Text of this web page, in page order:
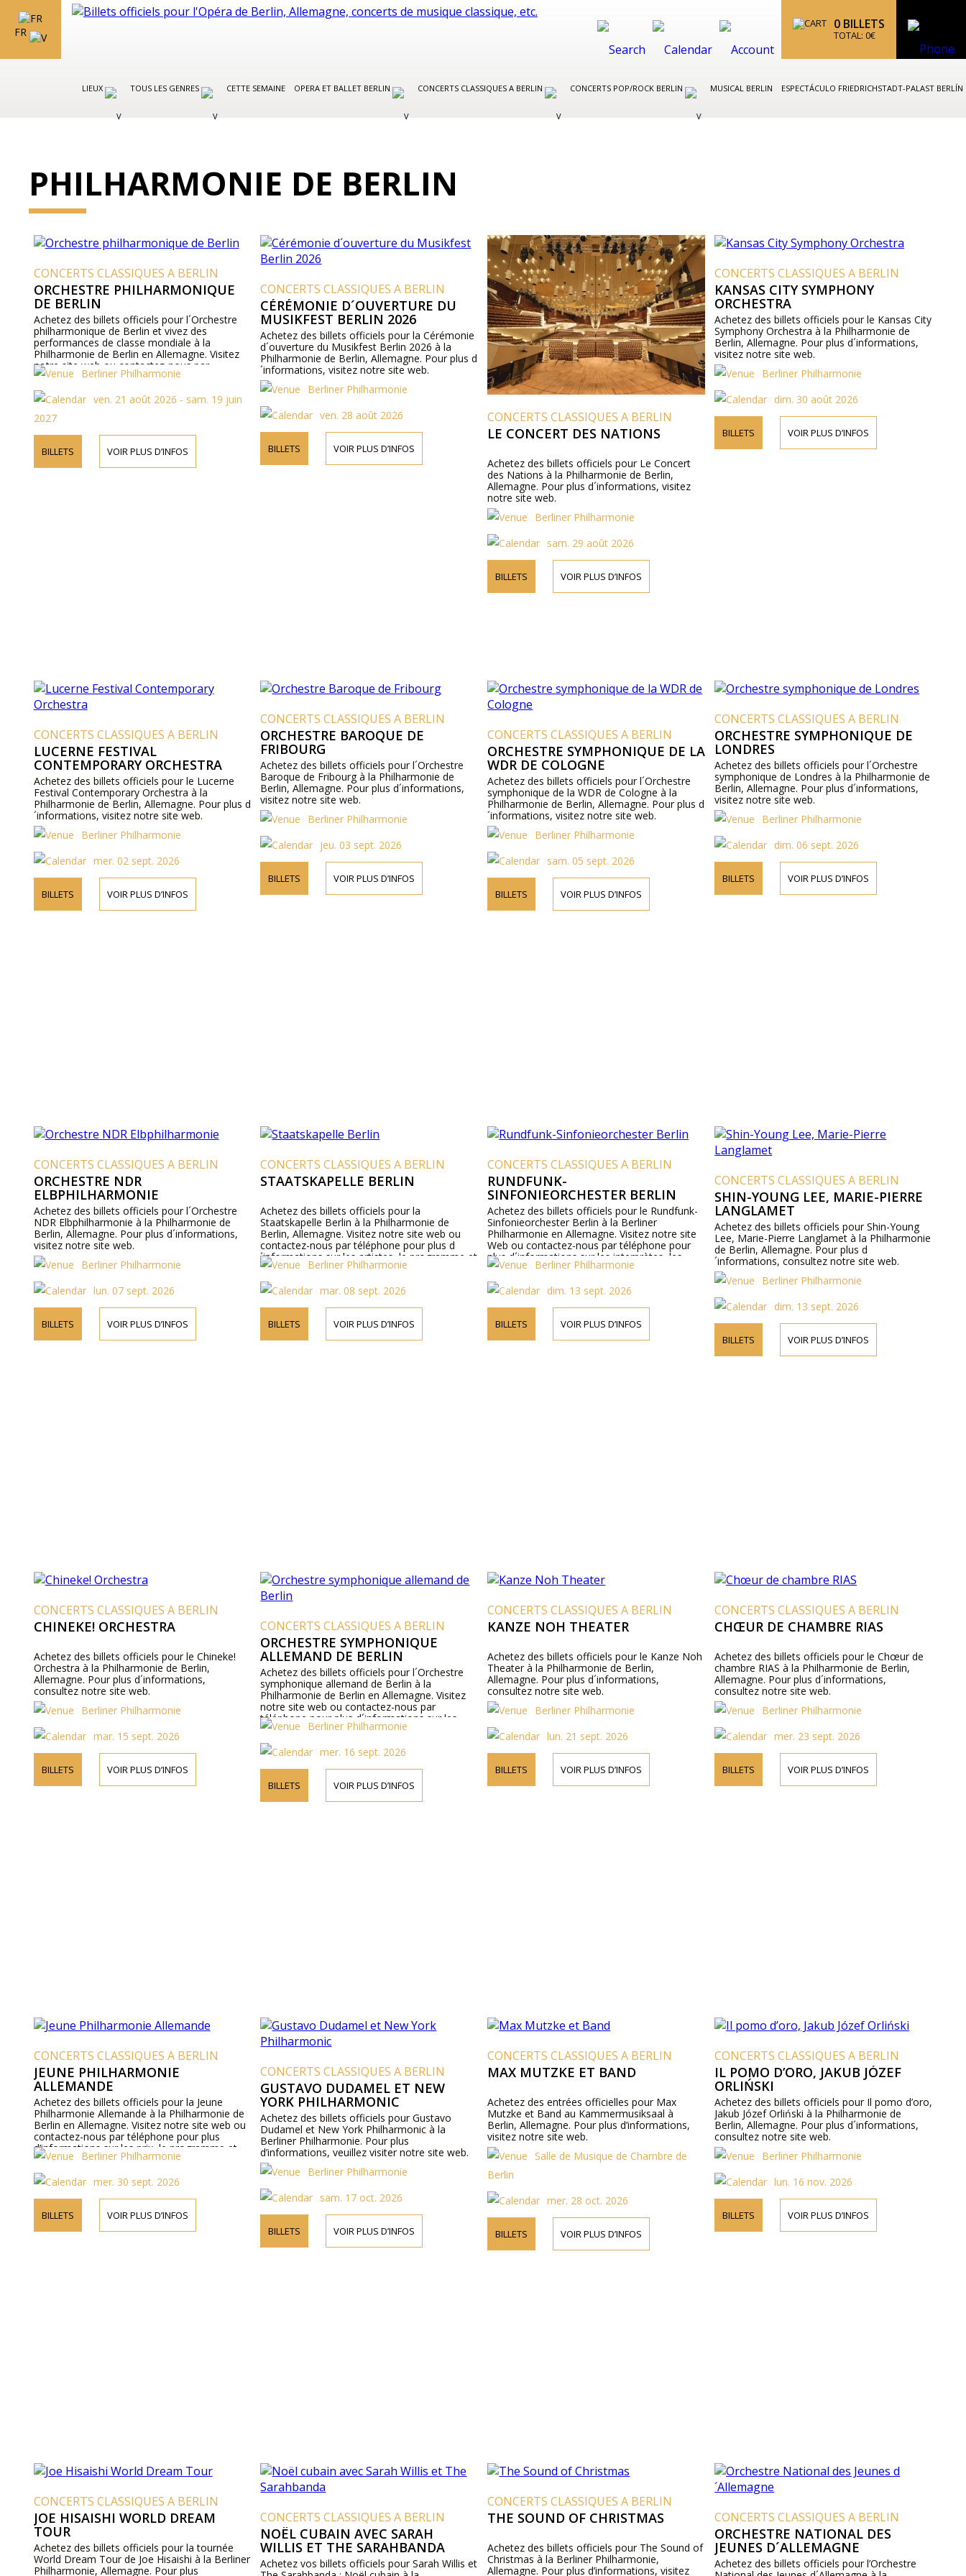
FR
0 BILLETS
TOTAL: 0€
LIEUX TOUS LES GENRES CETTE SEMAINE OPERA ET BALLET BERLIN CONCERTS CLASSIQUES A BERLIN CONCERTS POP/ROCK BERLIN MUSICAL BERLIN ESPECTÁCULO FRIEDRICHSTADT-PALAST BERLÍN
PHILHARMONIE DE BERLIN
CONCERTS CLASSIQUES A BERLIN
ORCHESTRE PHILHARMONIQUE
DE BERLIN
Achetez des billets officiels pour l´Orchestre
philharmonique de Berlin et vivez des
performances de classe mondiale à la
Philharmonie de Berlin en Allemagne. Visitez
notre site web ou contactez-nous par
téléphone pour plus d´informations sur les
artistes, les détails du programme et les prix
des billets.
Berliner Philharmonie
ven. 21 août 2026 - sam. 19 juin
2027
BILLETS VOIR PLUS D’INFOS
CONCERTS CLASSIQUES A BERLIN
CÉRÉMONIE D´OUVERTURE DU
MUSIKFEST BERLIN 2026
Achetez des billets officiels pour la Cérémonie
d´ouverture du Musikfest Berlin 2026 à la
Philharmonie de Berlin, Allemagne. Pour plus d
´informations, visitez notre site web.
Berliner Philharmonie
ven. 28 août 2026
BILLETS VOIR PLUS D’INFOS
CONCERTS CLASSIQUES A BERLIN
LE CONCERT DES NATIONS
Achetez des billets officiels pour Le Concert
des Nations à la Philharmonie de Berlin,
Allemagne. Pour plus d´informations, visitez
notre site web.
Berliner Philharmonie
sam. 29 août 2026
BILLETS VOIR PLUS D’INFOS
CONCERTS CLASSIQUES A BERLIN
KANSAS CITY SYMPHONY
ORCHESTRA
Achetez des billets officiels pour le Kansas City
Symphony Orchestra à la Philharmonie de
Berlin, Allemagne. Pour plus d´informations,
visitez notre site web.
Berliner Philharmonie
dim. 30 août 2026
BILLETS VOIR PLUS D’INFOS
CONCERTS CLASSIQUES A BERLIN
LUCERNE FESTIVAL
CONTEMPORARY ORCHESTRA
Achetez des billets officiels pour le Lucerne
Festival Contemporary Orchestra à la
Philharmonie de Berlin, Allemagne. Pour plus d
´informations, visitez notre site web.
Berliner Philharmonie
mer. 02 sept. 2026
BILLETS VOIR PLUS D’INFOS
CONCERTS CLASSIQUES A BERLIN
ORCHESTRE BAROQUE DE
FRIBOURG
Achetez des billets officiels pour l´Orchestre
Baroque de Fribourg à la Philharmonie de
Berlin, Allemagne. Pour plus d´informations,
visitez notre site web.
Berliner Philharmonie
jeu. 03 sept. 2026
BILLETS VOIR PLUS D’INFOS
CONCERTS CLASSIQUES A BERLIN
ORCHESTRE SYMPHONIQUE DE LA
WDR DE COLOGNE
Achetez des billets officiels pour l´Orchestre
symphonique de la WDR de Cologne à la
Philharmonie de Berlin, Allemagne. Pour plus d
´informations, visitez notre site web.
Berliner Philharmonie
sam. 05 sept. 2026
BILLETS VOIR PLUS D’INFOS
CONCERTS CLASSIQUES A BERLIN
ORCHESTRE SYMPHONIQUE DE
LONDRES
Achetez des billets officiels pour l´Orchestre
symphonique de Londres à la Philharmonie de
Berlin, Allemagne. Pour plus d´informations,
visitez notre site web.
Berliner Philharmonie
dim. 06 sept. 2026
BILLETS VOIR PLUS D’INFOS
CONCERTS CLASSIQUES A BERLIN
ORCHESTRE NDR
ELBPHILHARMONIE
Achetez des billets officiels pour l´Orchestre
NDR Elbphilharmonie à la Philharmonie de
Berlin, Allemagne. Pour plus d´informations,
visitez notre site web.
Berliner Philharmonie
lun. 07 sept. 2026
BILLETS VOIR PLUS D’INFOS
CONCERTS CLASSIQUES A BERLIN
STAATSKAPELLE BERLIN
Achetez des billets officiels pour la
Staatskapelle Berlin à la Philharmonie de
Berlin, Allemagne. Visitez notre site web ou
contactez-nous par téléphone pour plus d
´informations sur les artistes, le programme et
les prix des billets.Berliner Philharmonie
mar. 08 sept. 2026
BILLETS VOIR PLUS D’INFOS
CONCERTS CLASSIQUES A BERLIN
RUNDFUNK-
SINFONIEORCHESTER BERLIN
Achetez des billets officiels pour le Rundfunk-
Sinfonieorchester Berlin à la Berliner
Philharmonie en Allemagne. Visitez notre site
Web ou contactez-nous par téléphone pour
plus d´informations sur les interprètes, les
détails du programme et les prix des billets.
Berliner Philharmonie
dim. 13 sept. 2026
BILLETS VOIR PLUS D’INFOS
CONCERTS CLASSIQUES A BERLIN
SHIN-YOUNG LEE, MARIE-PIERRE
LANGLAMET
Achetez des billets officiels pour Shin-Young
Lee, Marie-Pierre Langlamet à la Philharmonie
de Berlin, Allemagne. Pour plus d
´informations, consultez notre site web.
Berliner Philharmonie
dim. 13 sept. 2026
BILLETS VOIR PLUS D’INFOS
CONCERTS CLASSIQUES A BERLIN
CHINEKE! ORCHESTRA
Achetez des billets officiels pour le Chineke!
Orchestra à la Philharmonie de Berlin,
Allemagne. Pour plus d´informations,
consultez notre site web.
Berliner Philharmonie
mar. 15 sept. 2026
BILLETS VOIR PLUS D’INFOS
CONCERTS CLASSIQUES A BERLIN
ORCHESTRE SYMPHONIQUE
ALLEMAND DE BERLIN
Achetez des billets officiels pour l´Orchestre
symphonique allemand de Berlin à la
Philharmonie de Berlin en Allemagne. Visitez
notre site web ou contactez-nous par
téléphone pour plus d´informations sur les
artistes, les détails du programme et les prix
des billets.
Berliner Philharmonie
mer. 16 sept. 2026
BILLETS VOIR PLUS D’INFOS
CONCERTS CLASSIQUES A BERLIN
KANZE NOH THEATER
Achetez des billets officiels pour le Kanze Noh
Theater à la Philharmonie de Berlin,
Allemagne. Pour plus d´informations,
consultez notre site web.
Berliner Philharmonie
lun. 21 sept. 2026
BILLETS VOIR PLUS D’INFOS
CONCERTS CLASSIQUES A BERLIN
CHŒUR DE CHAMBRE RIAS
Achetez des billets officiels pour le Chœur de
chambre RIAS à la Philharmonie de Berlin,
Allemagne. Pour plus d´informations,
consultez notre site web.
Berliner Philharmonie
mer. 23 sept. 2026
BILLETS VOIR PLUS D’INFOS
CONCERTS CLASSIQUES A BERLIN
JEUNE PHILHARMONIE
ALLEMANDE
Achetez des billets officiels pour la Jeune
Philharmonie Allemande à la Philharmonie de
Berlin en Allemagne. Visitez notre site web ou
contactez-nous par téléphone pour plus
d’informations sur les prix, le programme et
les artistes.Berliner Philharmonie
mer. 30 sept. 2026
BILLETS VOIR PLUS D’INFOS
CONCERTS CLASSIQUES A BERLIN
GUSTAVO DUDAMEL ET NEW
YORK PHILHARMONIC
Achetez des billets officiels pour Gustavo
Dudamel et New York Philharmonic à la
Berliner Philharmonie. Pour plus
d’informations, veuillez visiter notre site web.
Berliner Philharmonie
sam. 17 oct. 2026
BILLETS VOIR PLUS D’INFOS
CONCERTS CLASSIQUES A BERLIN
MAX MUTZKE ET BAND
Achetez des entrées officielles pour Max
Mutzke et Band au Kammermusiksaal à
Berlin, Allemagne. Pour plus d’informations,
visitez notre site web.
Salle de Musique de Chambre de
Berlin
mer. 28 oct. 2026
BILLETS VOIR PLUS D’INFOS
CONCERTS CLASSIQUES A BERLIN
IL POMO D’ORO, JAKUB JÓZEF
ORLIŃSKI
Achetez des billets officiels pour Il pomo d’oro,
Jakub Józef Orliński à la Philharmonie de
Berlin, Allemagne. Pour plus d´informations,
consultez notre site web.
Berliner Philharmonie
lun. 16 nov. 2026
BILLETS VOIR PLUS D’INFOS
CONCERTS CLASSIQUES A BERLIN
JOE HISAISHI WORLD DREAM
TOUR
Achetez des billets officiels pour la tournée
World Dream Tour de Joe Hisaishi à la Berliner
Philharmonie, Allemagne. Pour plus
CONCERTS CLASSIQUES A BERLIN
NOËL CUBAIN AVEC SARAH
WILLIS ET THE SARAHBANDA
Achetez vos billets officiels pour Sarah Willis et
CONCERTS CLASSIQUES A BERLIN
THE SOUND OF CHRISTMAS
Achetez des billets officiels pour The Sound of
Christmas à la Berliner Philharmonie,
Allemagne. Pour plus d’informations, visitez
CONCERTS CLASSIQUES A BERLIN
ORCHESTRE NATIONAL DES
JEUNES D´ALLEMAGNE
Achetez des billets officiels pour l’Orchestre